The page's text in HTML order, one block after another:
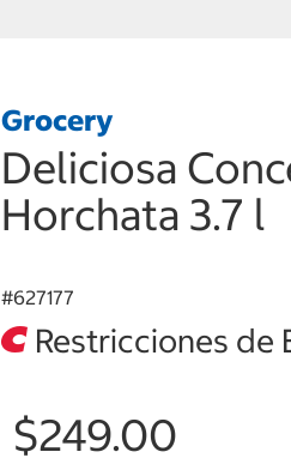
Grocery
Deliciosa
Horchata 3.7 l
#627177
Restricciones de
$249.00